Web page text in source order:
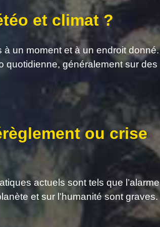
et climat ?
à un moment et à un endroit donné.
quotidienne, généralement sur des
ou crise
actuels sont tels que l’alarme
et sur l’humanité sont graves.